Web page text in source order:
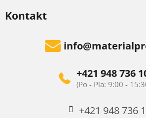
Kontakt
info@
+421 948 736
+421 948 736